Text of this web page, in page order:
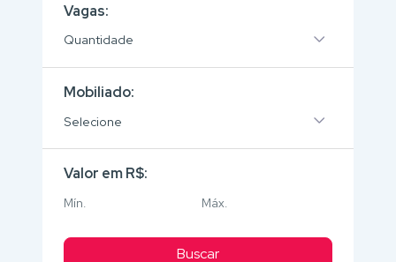
Vagas:
Quantidade
Mobiliado:
Selecione
Valor em R$:
Buscar